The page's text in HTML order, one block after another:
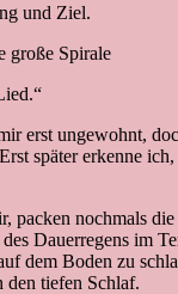
und Ziel.
große Spirale
erst ungewohnt,
später erkenne
packen nochmals die
Dauerregens im
dem Boden zu
den tiefen Schlaf.